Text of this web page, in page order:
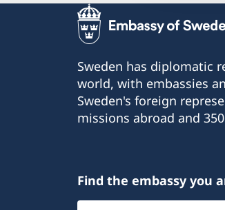
Sweden has diplomatic
world, with embassies
Sweden's foreign
missions abroad and
Find the embassy you